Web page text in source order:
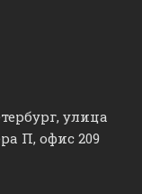
улица
П, офис 209